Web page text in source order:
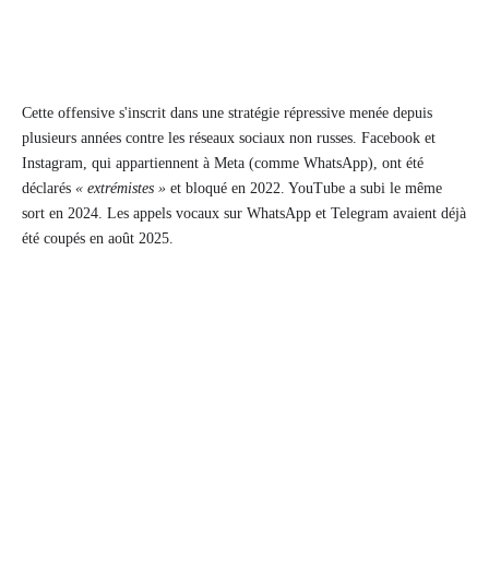
Cette offensive s'inscrit dans une stratégie répressive menée depuis
plusieurs années contre les réseaux sociaux non russes. Facebook et
Instagram, qui appartiennent à Meta (comme WhatsApp), ont été
déclarés « extrémistes » et bloqué en 2022. YouTube a subi le même
sort en 2024. Les appels vocaux sur WhatsApp et Telegram avaient déjà
été coupés en août 2025.